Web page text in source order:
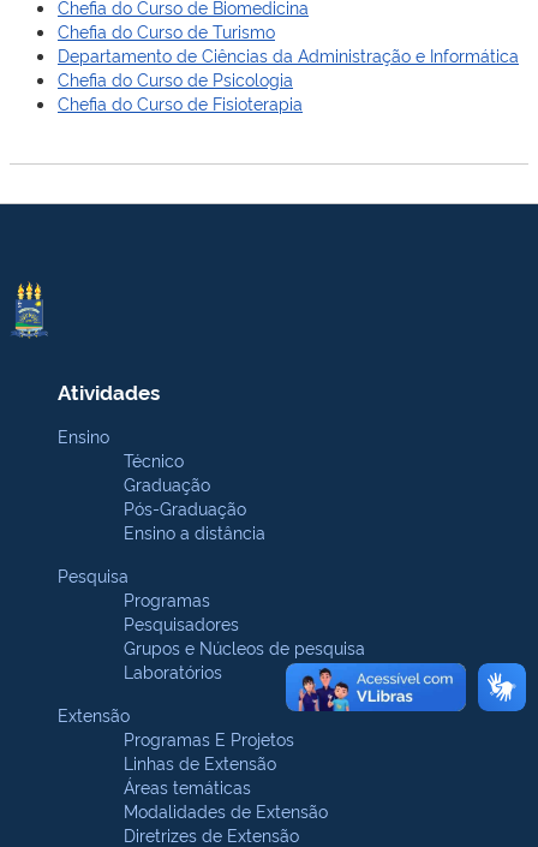
Chefia do Curso de Biomedicina
Chefia do Curso de Turismo
Departamento de Ciências da Administração e Informática
Chefia do Curso de Psicologia
Chefia do Curso de Fisioterapia
Atividades
Ensino
Técnico
Graduação
Pós-Graduação
Ensino a distância
Pesquisa
Programas
Pesquisadores
Grupos e Núcleos de pesquisa
Laboratórios
Extensão
Programas E Projetos
Linhas de Extensão
Áreas temáticas
Modalidades de Extensão
Diretrizes de Extensão